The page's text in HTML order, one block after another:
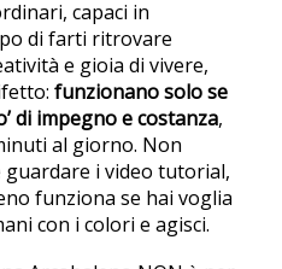
capaci in
di farti ritrovare
e gioia di vivere,
funzionano solo se
di impegno e costanza,
al giorno. Non
guardare i video tutorial,
funziona se hai voglia
con i colori e agisci.